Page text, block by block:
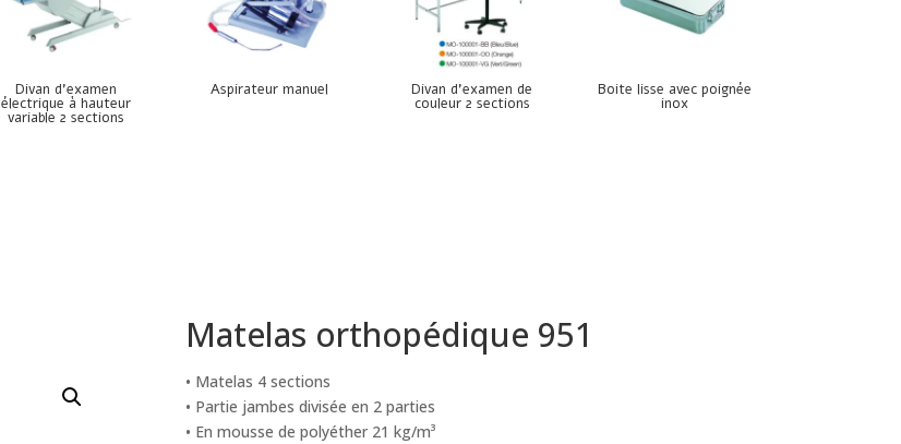
Divan d’examen
électrique à hauteur
variable 2 sections
Aspirateur manuel Divan d’examen de
couleur 2 sections
Boite lisse avec poignée
inox
Matelas orthopédique 951
• Matelas 4 sections
• Partie jambes divisée en 2 parties
• En mousse de polyéther 21 kg/m³